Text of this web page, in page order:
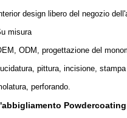
design libero del negozio
misura
ODM, progettazione del
pittura, incisione,
perforando.
Powdercoating